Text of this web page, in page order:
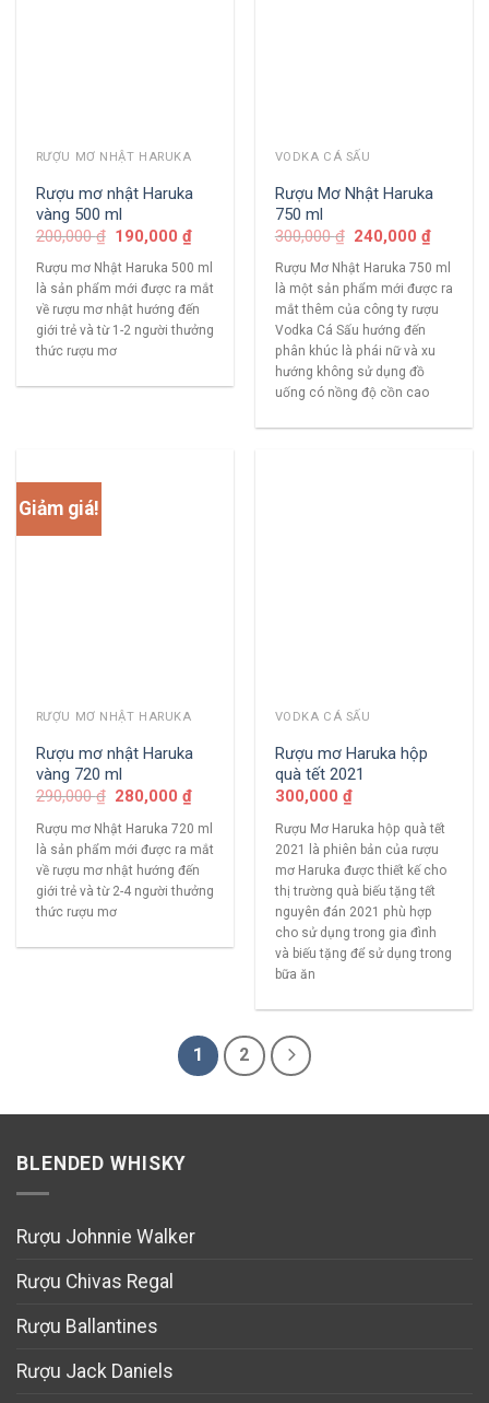
RƯỢU MƠ NHẬT HARUKA
Rượu mơ nhật Haruka
vàng 500 ml
200,000₫ 190,000₫
Rượu mơ Nhật Haruka 500 ml
là sản phẩm mới được ra mắt
về rượu mơ nhật hướng đến
giới trẻ và từ 1-2 người thưởng
thức rượu mơ
VODKA CÁ SẤU
Rượu Mơ Nhật Haruka
750 ml
300,000₫ 240,000₫
Rượu Mơ Nhật Haruka 750 ml
là một sản phẩm mới được ra
mắt thêm của công ty rượu
Vodka Cá Sấu hướng đến
phân khúc là phái nữ và xu
hướng không sử dụng đồ
uống có nồng độ cồn cao
Giảm giá!
RƯỢU MƠ NHẬT HARUKA
Rượu mơ nhật Haruka
vàng 720 ml
290,000₫ 280,000₫
Rượu mơ Nhật Haruka 720 ml
là sản phẩm mới được ra mắt
về rượu mơ nhật hướng đến
giới trẻ và từ 2-4 người thưởng
thức rượu mơ
VODKA CÁ SẤU
Rượu mơ Haruka hộp
quà tết 2021
300,000 ₫
Rượu Mơ Haruka hộp quà tết
2021 là phiên bản của rượu
mơ Haruka được thiết kế cho
thị trường quà biếu tặng tết
nguyên đán 2021 phù hợp
cho sử dụng trong gia đình
và biếu tặng để sử dụng trong
bữa ăn
1 2
BLENDED WHISKY
Rượu Johnnie Walker
Rượu Chivas Regal
Rượu Ballantines
Rượu Jack Daniels